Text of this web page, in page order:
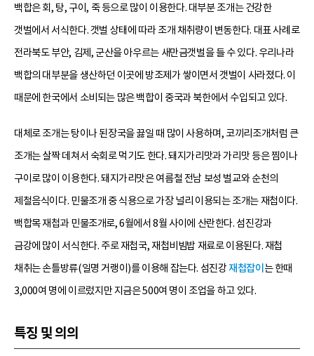
백합은 회, 탕, 구이, 죽 등으로 많이 이용한다. 대부분 조개는 건강한
갯벌에서 서식한다. 갯벌 상태에 따라 조개 채취량이 변동한다. 대표 사례로
전라북도 부안, 김제, 군산을 아우르는 새만금갯벌을 들 수 있다. 우리나라
백합의 대부분을 생산하던 이곳에 방조제가 쌓이면서 갯벌이 사라졌다. 이
때문에 한국에서 소비되는 많은 백합이 중국과 북한에서 수입되고 있다.
대체로 조개는 탕이나 된장국을 끓일 때 많이 사용하며, 코끼리조개처럼 큰
조개는 살짝 데쳐서 숙회로 먹기도 한다. 돼지가리맛과 가리맛 등은 찜이나
구이로 많이 이용한다. 돼지가리맛은 여름철 전남 보성 벌교와 순천의
제철음식이다. 민물조개 중 식용으로 가장 널리 이용되는 조개는 재첩이다.
백합목 재첩과 민물조개로, 6월에서 8월 사이에 산란한다. 섬진강과
금강에 많이 서식한다. 주로 재첩국, 재첩비빔밥 재료로 이용된다. 재첩
채취는 손틀방류(일명 거랭이)를 이용해 잡는다. 섬진강재첩잡이 는 한때
3,000여 명에 이르렀지만 지금은 500여 명이 조업을 하고 있다.
특징 및 의의